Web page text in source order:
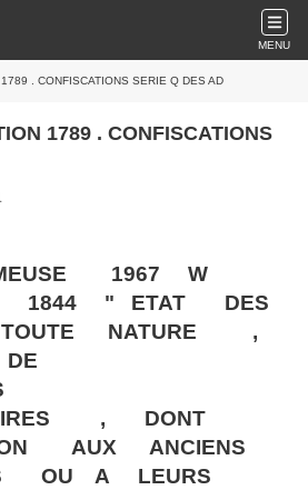
MENU
. CONFISCATIONS SERIE Q DES AD
1967 W
" ETAT DES
NATURE ,
DE
, DONT
AUX ANCIENS
OU A LEURS